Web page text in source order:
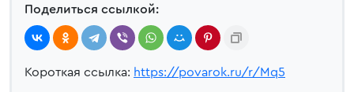
Поделиться ссылкой:
Короткая ссылка: https://povarok.ru/r/Mq5